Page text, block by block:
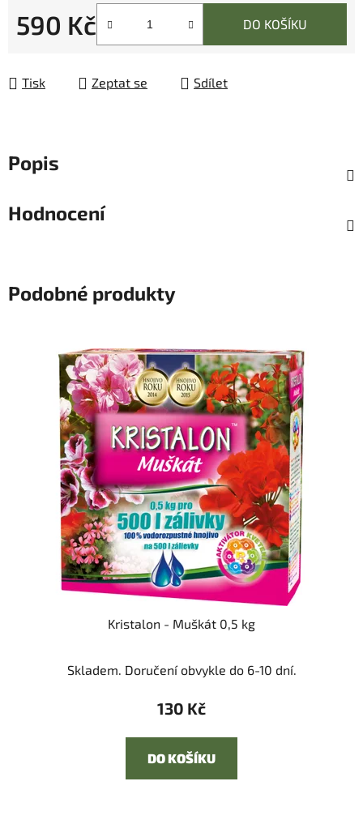
590 Kč DO KOŠÍKU
Tisk Zeptat se Sdílet
Popis
Hodnocení
Podobné produkty
Kristalon - Muškát 0,5 kg
Skladem. Doručení obvykle do 6-10 dní.
130 Kč
DO KOŠÍKU